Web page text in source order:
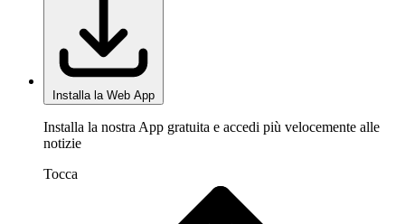
Installa la Web App
Installa la nostra App gratuita e accedi più velocemente alle
notizie
Tocca